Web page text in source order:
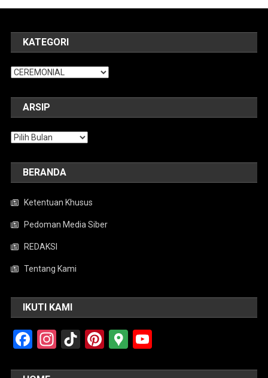
KATEGORI
Kategori
ARSIP
Arsip
BERANDA
Ketentuan Khusus
Pedoman Media Siber
REDAKSI
Tentang Kami
IKUTI KAMI
Facebook
Instagram
TikTokPinterest
Google